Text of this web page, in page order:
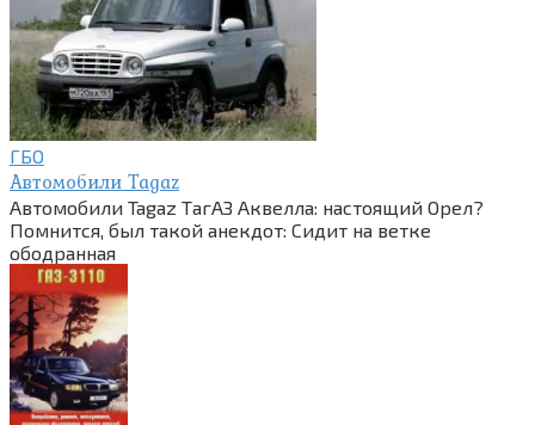
ГБО
Автомобили Tagaz
Автомобили Tagaz ТагАЗ Аквелла: настоящий Орел?
Помнится, был такой анекдот: Сидит на ветке
ободранная